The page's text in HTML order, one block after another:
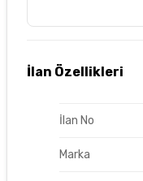
İlan Özellikleri
İlan No
Marka